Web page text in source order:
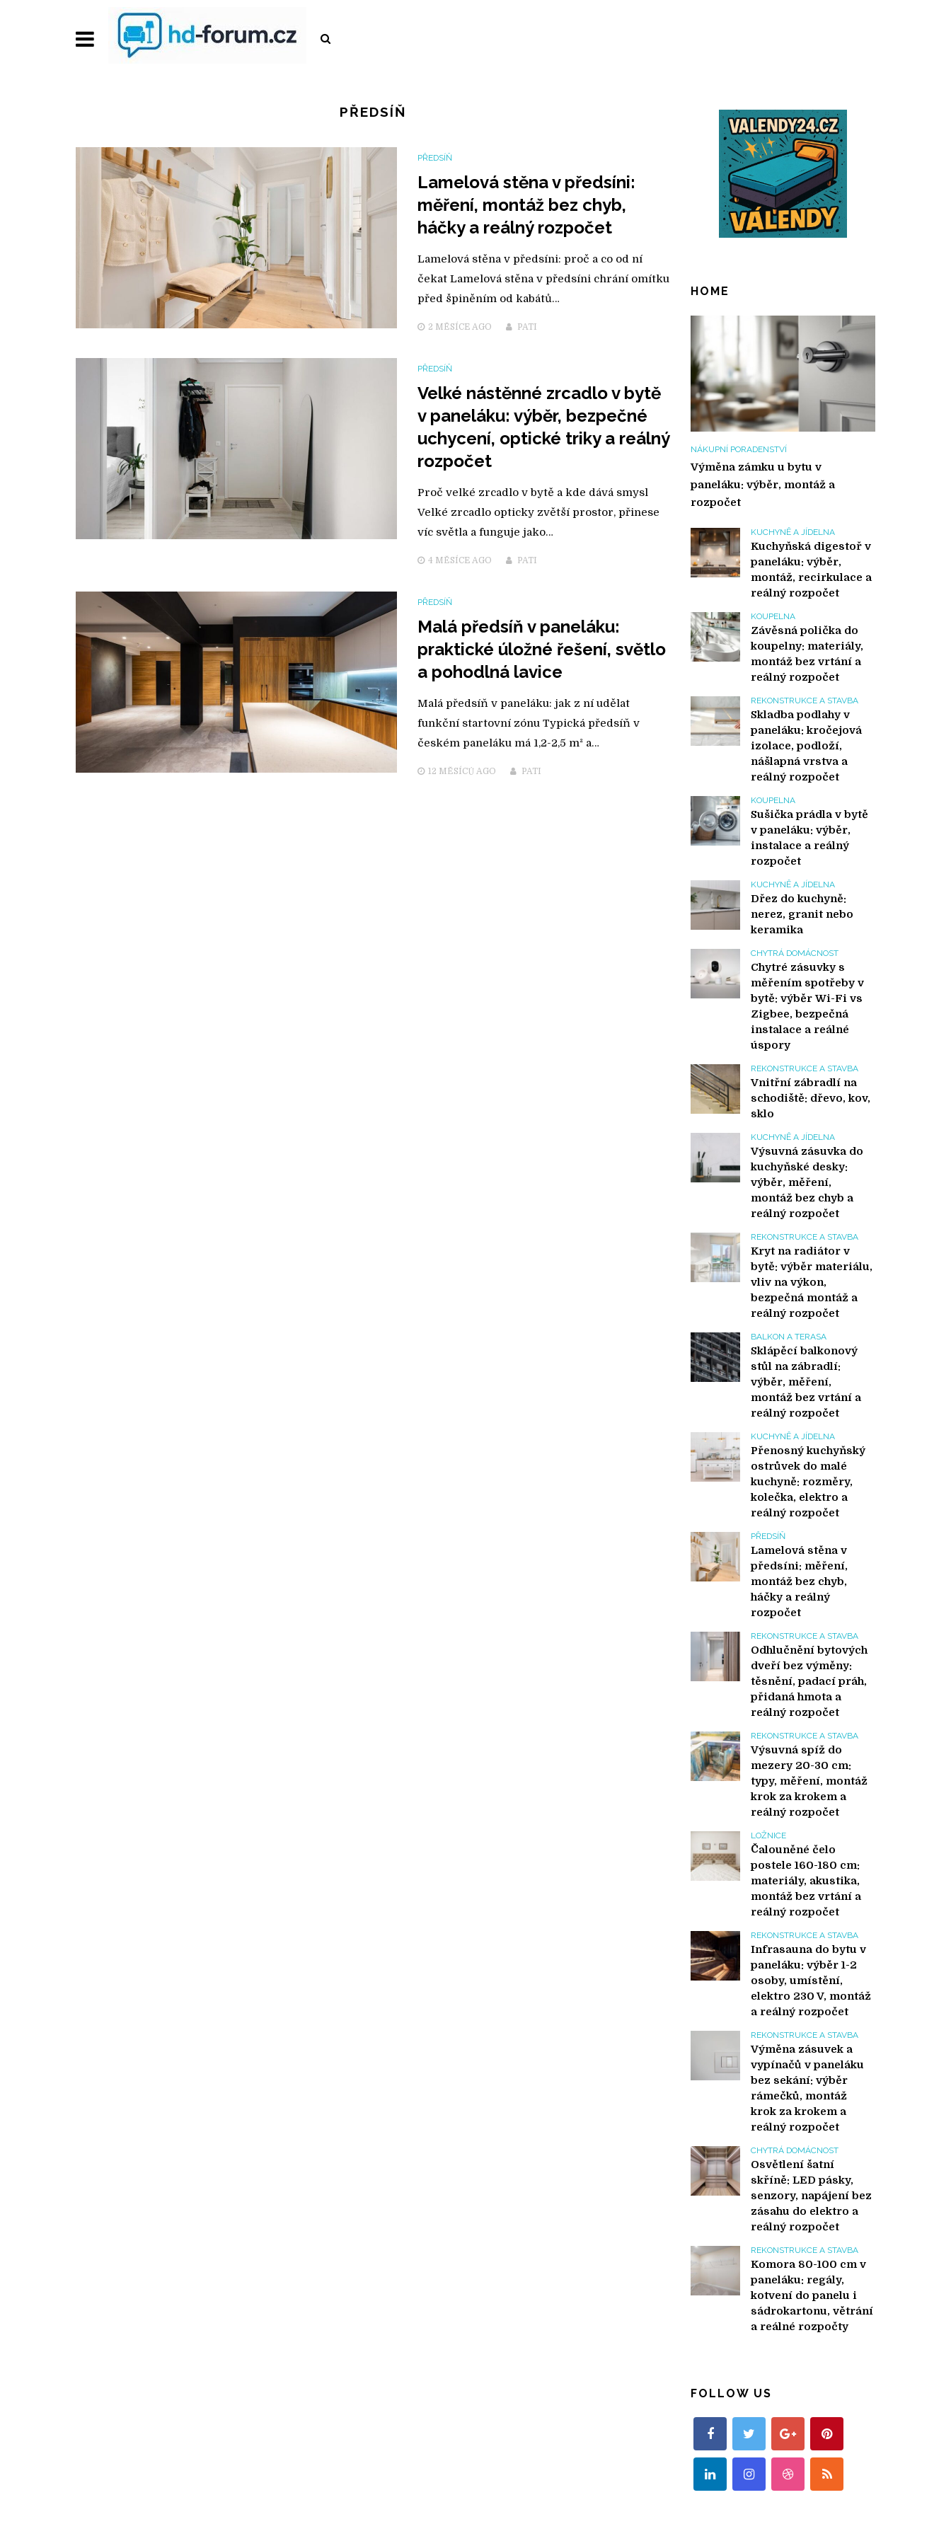
PŘEDSÍŇ
PŘEDSÍŇ
Lamelová stěna v předsíni:
měření, montáž bez chyb,
háčky a reálný rozpočet
Lamelová stěna v předsíni: proč a co od ní
čekat Lamelová stěna v předsíni chrání omítku
před špiněním od kabátů…
2 MĚSÍCEAGO PATI
PŘEDSÍŇ
Velké nástěnné zrcadlo v bytě
v paneláku: výběr, bezpečné
uchycení, optické triky a reálný
rozpočet
Proč velké zrcadlo v bytě a kde dává smysl
Velké zrcadlo opticky zvětší prostor, přinese
víc světla a funguje jako…
4 MĚSÍCEAGO PATI
PŘEDSÍŇ
Malá předsíň v paneláku:
praktické úložné řešení, světlo
a pohodlná lavice
Malá předsíň v paneláku: jak z ní udělat
funkční startovní zónu Typická předsíň v
českém paneláku má 1,2-2,5 m² a…
12 MĚSÍCŮ AGO PATI
HOME
NÁKUPNÍ PORADENSTVÍ
Výměna zámku u bytu v
paneláku: výběr, montáž a
rozpočet
KUCHYNĚ A JÍDELNA
Kuchyňská digestoř v
paneláku: výběr,
montáž, recirkulace a
reálný rozpočet
KOUPELNA
Závěsná polička do
koupelny: materiály,
montáž bez vrtání a
reálný rozpočet
REKONSTRUKCE A STAVBA
Skladba podlahy v
paneláku: kročejová
izolace, podloží,
nášlapná vrstva a
reálný rozpočet
KOUPELNA
Sušička prádla v bytě
v paneláku: výběr,
instalace a reálný
rozpočet
KUCHYNĚ A JÍDELNA
Dřez do kuchyně:
nerez, granit nebo
keramika
CHYTRÁ DOMÁCNOST
Chytré zásuvky s
měřením spotřeby v
bytě: výběr Wi-Fi vs
Zigbee, bezpečná
instalace a reálné
úspory
REKONSTRUKCE A STAVBA
Vnitřní zábradlí na
schodiště: dřevo, kov,
sklo
KUCHYNĚ A JÍDELNA
Výsuvná zásuvka do
kuchyňské desky:
výběr, měření,
montáž bez chyb a
reálný rozpočet
REKONSTRUKCE A STAVBA
Kryt na radiátor v
bytě: výběr materiálu,
vliv na výkon,
bezpečná montáž a
reálný rozpočet
BALKON A TERASA
Sklápěcí balkonový
stůl na zábradlí:
výběr, měření,
montáž bez vrtání a
reálný rozpočet
KUCHYNĚ A JÍDELNA
Přenosný kuchyňský
ostrůvek do malé
kuchyně: rozměry,
kolečka, elektro a
reálný rozpočet
PŘEDSÍŇ
Lamelová stěna v
předsíni: měření,
montáž bez chyb,
háčky a reálný
rozpočet
REKONSTRUKCE A STAVBA
Odhlučnění bytových
dveří bez výměny:
těsnění, padací práh,
přidaná hmota a
reálný rozpočet
REKONSTRUKCE A STAVBA
Výsuvná spíž do
mezery 20-30 cm:
typy, měření, montáž
krok za krokem a
reálný rozpočet
LOŽNICE
Čalouněné čelo
postele 160-180 cm:
materiály, akustika,
montáž bez vrtání a
reálný rozpočet
REKONSTRUKCE A STAVBA
Infrasauna do bytu v
paneláku: výběr 1-2
osoby, umístění,
elektro 230 V, montáž
a reálný rozpočet
REKONSTRUKCE A STAVBA
Výměna zásuvek a
vypínačů v paneláku
bez sekání: výběr
rámečků, montáž
krok za krokem a
reálný rozpočet
CHYTRÁ DOMÁCNOST
Osvětlení šatní
skříně: LED pásky,
senzory, napájení bez
zásahu do elektro a
reálný rozpočet
REKONSTRUKCE A STAVBA
Komora 80-100 cm v
paneláku: regály,
kotvení do panelu i
sádrokartonu, větrání
a reálné rozpočty
FOLLOW US